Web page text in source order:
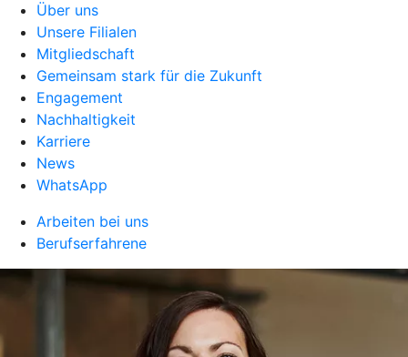
Über uns
Unsere Filialen
Mitgliedschaft
Gemeinsam stark für die Zukunft
Engagement
Nachhaltigkeit
Karriere
News
WhatsApp
Arbeiten bei uns
Berufserfahrene